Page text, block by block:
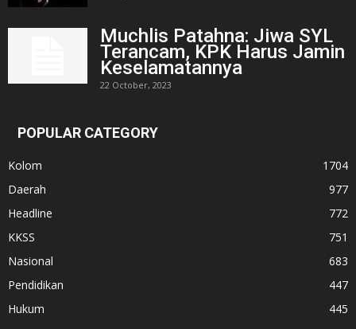
Muchlis Patahna: Jiwa SYL
Terancam, KPK Harus Jamin
Keselamatannya
22 October, 2023
POPULAR CATEGORY
Kolom
1704
Daerah
977
Headline
772
KKSS
751
Nasional
683
Pendidikan
447
Hukum
445